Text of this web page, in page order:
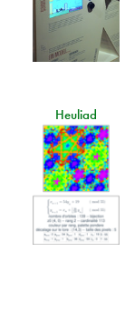
Heuliad